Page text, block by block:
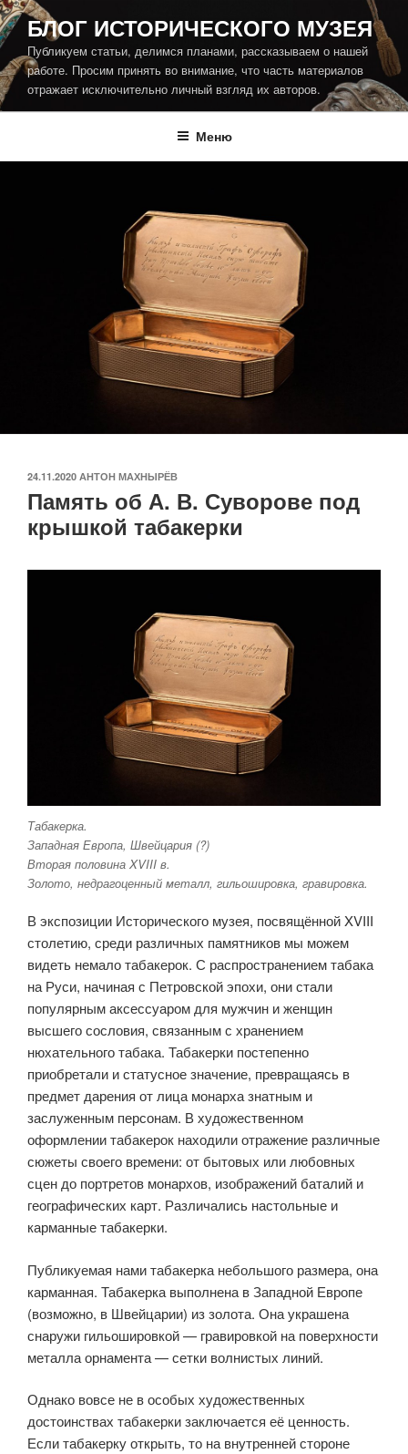
Перейти
к
содержимому
БЛОГ ИСТОРИЧЕСКОГО МУЗЕЯ
Публикуем статьи, делимся планами, рассказываем о нашей
работе. Просим принять во внимание, что часть материалов
отражает исключительно личный взгляд их авторов.
Меню
ОПУБЛИКОВАНО
24.11.2020 АНТОН МАХНЫРЁВ
Память об А. В. Суворове под
крышкой табакерки
Табакерка.
Западная Европа, Швейцария (?)
Вторая половина XVIII в.
Золото, недрагоценный металл, гильошировка, гравировка.
В экспозиции Исторического музея, посвящённой XVIII
столетию, среди различных памятников мы можем
видеть немало табакерок. С распространением табака
на Руси, начиная с Петровской эпохи, они стали
популярным аксессуаром для мужчин и женщин
высшего сословия, связанным с хранением
нюхательного табака. Табакерки постепенно
приобретали и статусное значение, превращаясь в
предмет дарения от лица монарха знатным и
заслуженным персонам. В художественном
оформлении табакерок находили отражение различные
сюжеты своего времени: от бытовых или любовных
сцен до портретов монархов, изображений баталий и
географических карт. Различались настольные и
карманные табакерки.
Публикуемая нами табакерка небольшого размера, она
карманная. Табакерка выполнена в Западной Европе
(возможно, в Швейцарии) из золота. Она украшена
снаружи гильошировкой — гравировкой на поверхности
металла орнамента — сетки волнистых линий.
Однако вовсе не в особых художественных
достоинствах табакерки заключается её ценность.
Если табакерку открыть, то на внутренней стороне